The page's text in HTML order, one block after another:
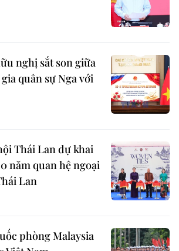
nghị sắt son giữa
quân sự Nga với
Thái Lan dự khai
năm quan hệ ngoại
Lan
phòng Malaysia